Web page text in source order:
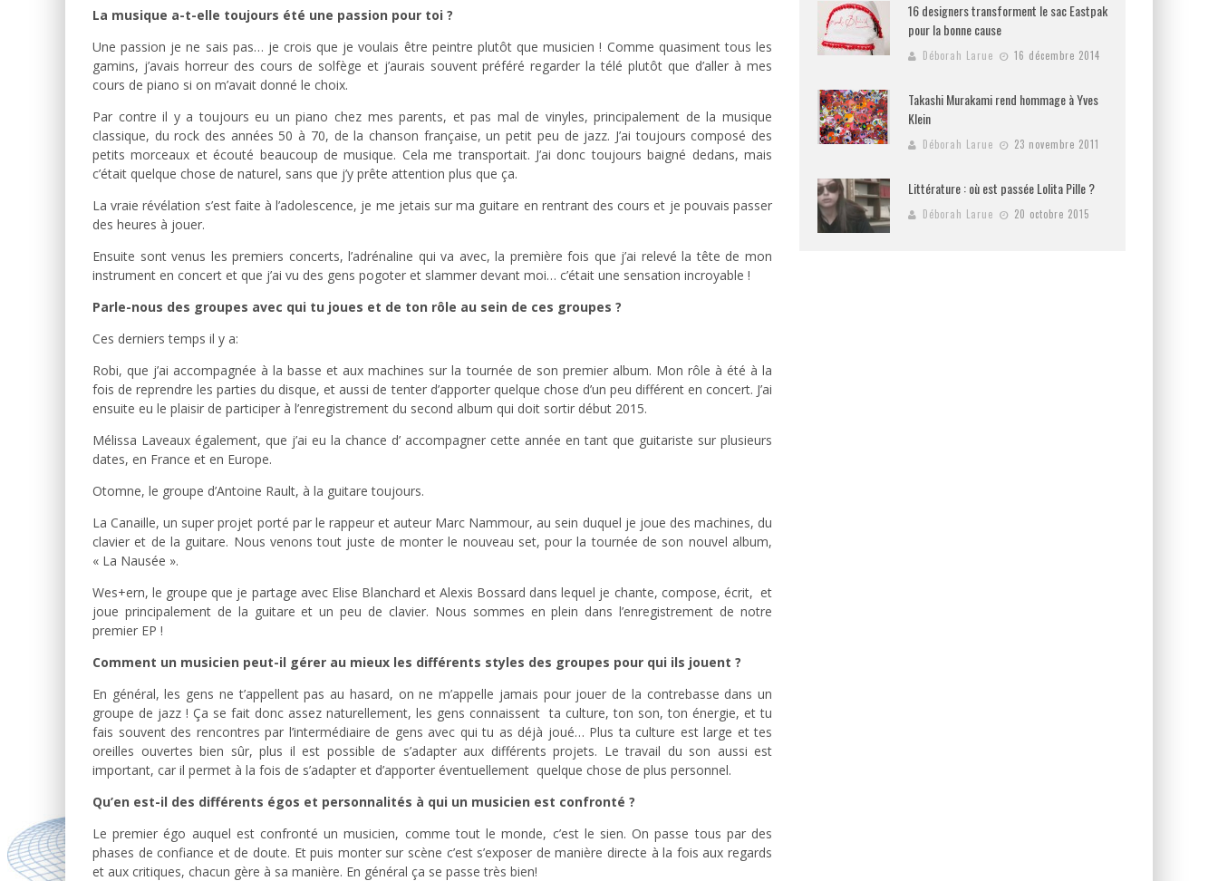
La musique a-t-elle toujours été une passion pour toi ?
Une passion je ne sais pas… je crois que je voulais être peintre plutôt que musicien ! Comme quasiment tous les
gamins, j’avais horreur des cours de solfège et j’aurais souvent préféré regarder la télé plutôt que d’aller à mes
cours de piano si on m’avait donné le choix.
Par contre il y a toujours eu un piano chez mes parents, et pas mal de vinyles, principalement de la musique
classique, du rock des années 50 à 70, de la chanson française, un petit peu de jazz. J’ai toujours composé des
petits morceaux et écouté beaucoup de musique. Cela me transportait. J’ai donc toujours baigné dedans, mais
c’était quelque chose de naturel, sans que j’y prête attention plus que ça.
La vraie révélation s’est faite à l’adolescence, je me jetais sur ma guitare en rentrant des cours et je pouvais passer
des heures à jouer.
Ensuite sont venus les premiers concerts, l’adrénaline qui va avec, la première fois que j’ai relevé la tête de mon
instrument en concert et que j’ai vu des gens pogoter et slammer devant moi… c’était une sensation incroyable !
Parle-nous des groupes avec qui tu joues et de ton rôle au sein de ces groupes ?
Ces derniers temps il y a:
Robi, que j’ai accompagnée à la basse et aux machines sur la tournée de son premier album. Mon rôle à été à la
fois de reprendre les parties du disque, et aussi de tenter d’apporter quelque chose d’un peu différent en concert. J’ai
ensuite eu le plaisir de participer à l’enregistrement du second album qui doit sortir début 2015.
Mélissa Laveaux également, que j’ai eu la chance d’ accompagner cette année en tant que guitariste sur plusieurs
dates, en France et en Europe.
Otomne, le groupe d’Antoine Rault, à la guitare toujours.
La Canaille, un super projet porté par le rappeur et auteur Marc Nammour, au sein duquel je joue des machines, du
clavier et de la guitare. Nous venons tout juste de monter le nouveau set, pour la tournée de son nouvel album,
« La Nausée ».
Wes+ern, le groupe que je partage avec Elise Blanchard et Alexis Bossard dans lequel je chante, compose, écrit, et
joue principalement de la guitare et un peu de clavier. Nous sommes en plein dans l’enregistrement de notre
premier EP !
Comment un musicien peut-il gérer au mieux les différents styles des groupes pour qui ils jouent ?
En général, les gens ne t’appellent pas au hasard, on ne m’appelle jamais pour jouer de la contrebasse dans un
groupe de jazz ! Ça se fait donc assez naturellement, les gens connaissent ta culture, ton son, ton énergie, et tu
fais souvent des rencontres par l’intermédiaire de gens avec qui tu as déjà joué… Plus ta culture est large et tes
oreilles ouvertes bien sûr, plus il est possible de s’adapter aux différents projets. Le travail du son aussi est
important, car il permet à la fois de s’adapter et d’apporter éventuellement quelque chose de plus personnel.
Qu’en est-il des différents égos et personnalités à qui un musicien est confronté ?
Le premier égo auquel est confronté un musicien, comme tout le monde, c’est le sien. On passe tous par des
phases de confiance et de doute. Et puis monter sur scène c’est s’exposer de manière directe à la fois aux regards
et aux critiques, chacun gère à sa manière. En général ça se passe très bien!
16 designers transforment le sac Eastpak
pour la bonne cause
Déborah Larue 16 décembre 2014
Takashi Murakami rend hommage à Yves
Klein
Déborah Larue 23 novembre 2011
Littérature : où est passée Lolita Pille ?
Déborah Larue 20 octobre 2015